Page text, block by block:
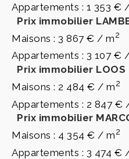
Appartements : 1 353 €
Prix immobilier
Maisons : 3 867 € / m2
Appartements : 3 107 €
Prix immobilier LOOS
Maisons : 2 484 € / m2
Appartements : 2 847 €
Prix immobilier
Maisons : 4 354 € / m2
Appartements : 3 474 €